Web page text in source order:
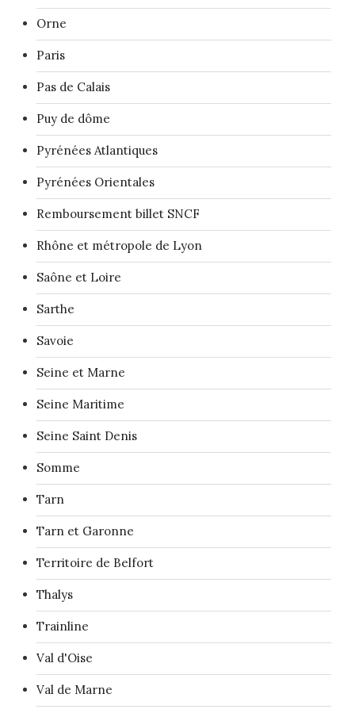
Orne
Paris
Pas de Calais
Puy de dôme
Pyrénées Atlantiques
Pyrénées Orientales
Remboursement billet SNCF
Rhône et métropole de Lyon
Saône et Loire
Sarthe
Savoie
Seine et Marne
Seine Maritime
Seine Saint Denis
Somme
Tarn
Tarn et Garonne
Territoire de Belfort
Thalys
Trainline
Val d'Oise
Val de Marne